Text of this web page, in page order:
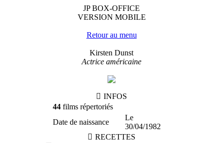
JP BOX-OFFICE
VERSION MOBILE
Retour au menu
Kirsten Dunst
Actrice américaine
INFOS
44films répertoriés
Date de naissance
Le
30/04/1982
RECETTES